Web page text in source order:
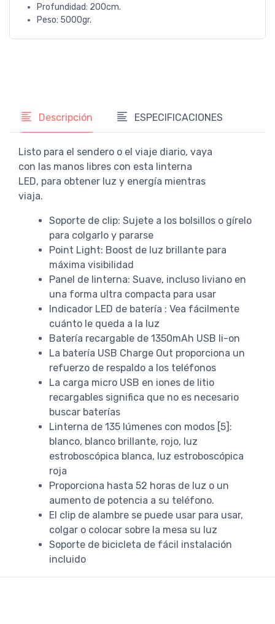
Profundidad: 200cm.
Peso: 5000gr.
Descripción ESPECIFICACIONES
Listo para el sendero o el viaje diario, vaya
con las manos libres con esta linterna
LED, para obtener luz y energía mientras
viaja.
Soporte de clip: Sujete a los bolsillos o gírelo
para colgarlo y pararse
Point Light: Boost de luz brillante para
máxima visibilidad
Panel de linterna: Suave, incluso liviano en
una forma ultra compacta para usar
Indicador LED de batería : Vea fácilmente
cuánto le queda a la luz
Batería recargable de 1350mAh USB li-on
La batería USB Charge Out proporciona un
refuerzo de respaldo a los teléfonos
La carga micro USB en iones de litio
recargables significa que no es necesario
buscar baterías
Linterna de 135 lúmenes con modos [5]:
blanco, blanco brillante, rojo, luz
estroboscópica blanca, luz estroboscópica
roja
Proporciona hasta 52 horas de luz o un
aumento de potencia a su teléfono.
El clip de alambre se puede usar para usar,
colgar o colocar sobre la mesa su luz
Soporte de bicicleta de fácil instalación
incluido